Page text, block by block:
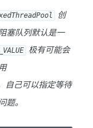
创
塞队列默认是一
极有可能会
自己可以指定等待
题。